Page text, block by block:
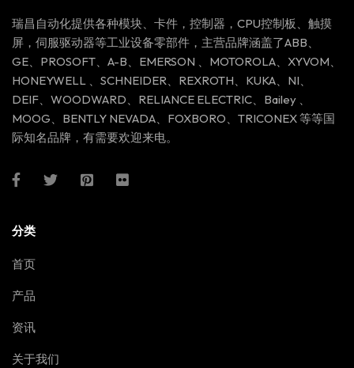
瑞昌自动化提供各种模块、卡件，控制器，CPU控制板、触摸
屏，伺服驱动器等工业设备零部件，主营品牌涵盖了ABB、
GE、PROSOFT、A-B、EMERSON 、MOTOROLA、XYVOM、
HONEYWELL 、SCHNEIDER、REXROTH、KUKA、NI、
DEIF、WOODWARD、RELIANCE ELECTRIC、Bailey 、
MOOG、BENTLY NEVADA、FOXBORO、TRICONEX 等等国
际知名品牌，有需要欢迎来电。
分类
首页
产品
资讯
关于我们